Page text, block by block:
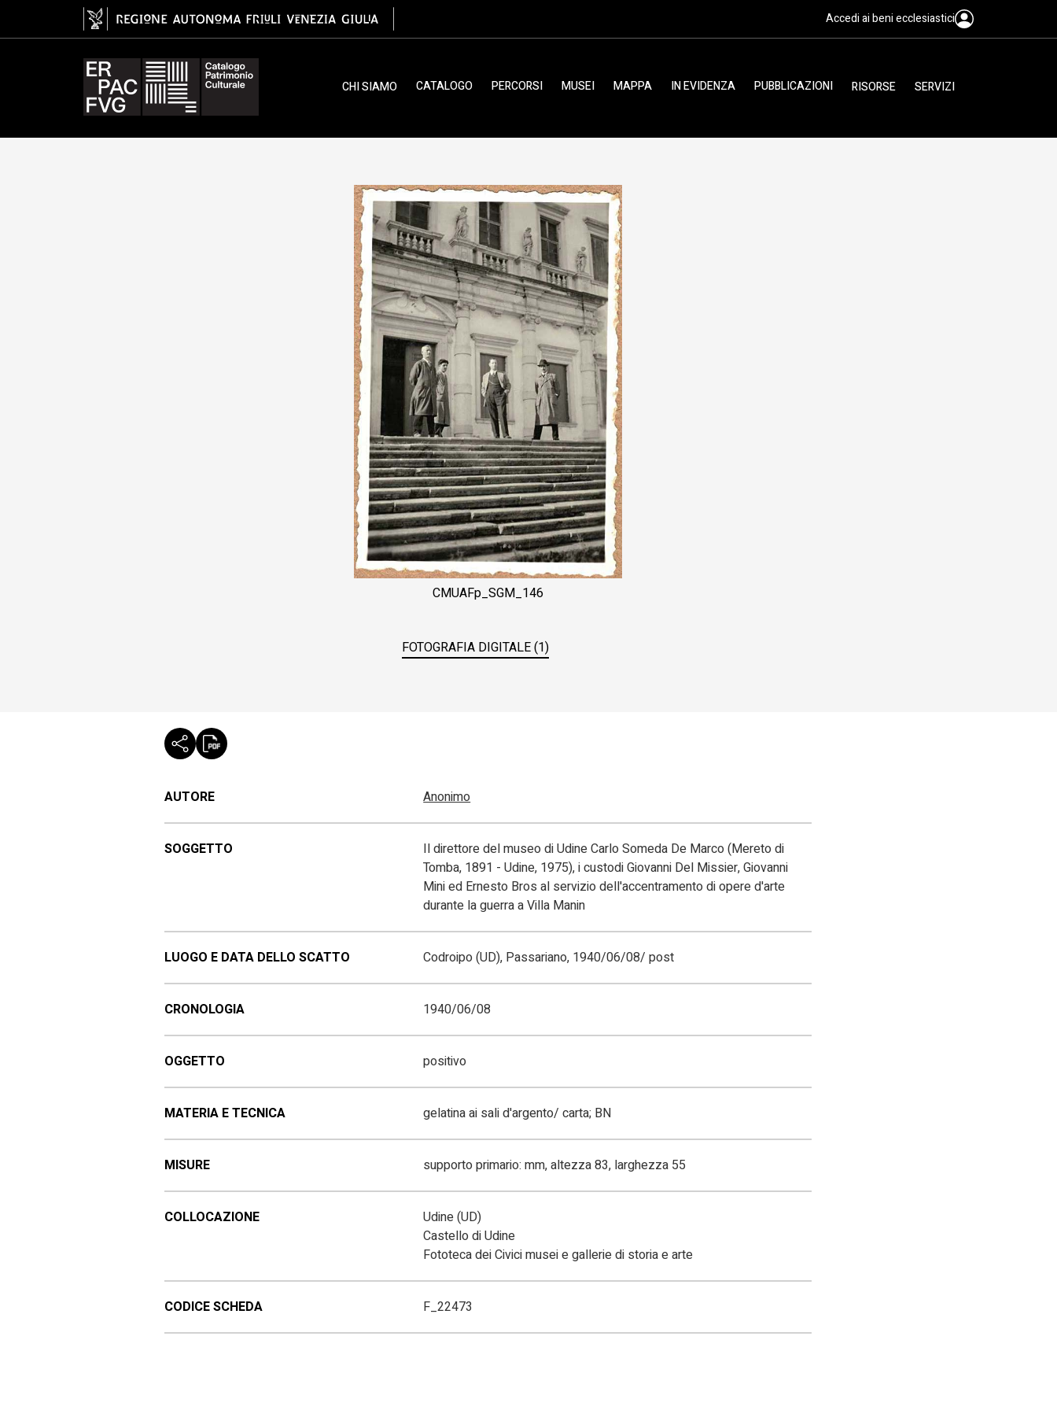
gelatina ai sali d'argento/ carta, Anonimo Accedi ai beni ecclesiastici
CHI SIAMO CATALOGO PERCORSI MUSEI MAPPA IN EVIDENZA PUBBLICAZIONI RISORSE SERVIZI
CMUAFp_SGM_146
FOTOGRAFIA DIGITALE (1)
AUTORE Anonimo
SOGGETTO
Il direttore del museo di Udine Carlo Someda De Marco (Mereto di
Tomba, 1891 - Udine, 1975), i custodi Giovanni Del Missier, Giovanni
Mini ed Ernesto Bros al servizio dell'accentramento di opere d'arte
durante la guerra a Villa Manin
LUOGO E DATA DELLO SCATTO Codroipo (UD), Passariano, 1940/06/08/ post
CRONOLOGIA 1940/06/08
OGGETTO positivo
MATERIA E TECNICA gelatina ai sali d'argento/ carta; BN
MISURE supporto primario: mm, altezza 83, larghezza 55
COLLOCAZIONE
Udine (UD)
Castello di Udine
Fototeca dei Civici musei e gallerie di storia e arte
CODICE SCHEDA F_22473